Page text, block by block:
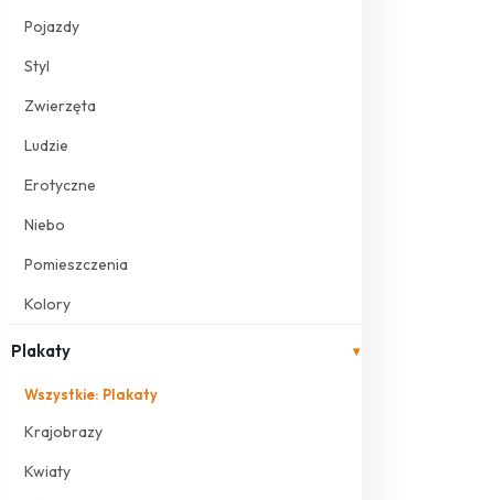
Pojazdy
Styl
Zwierzęta
Ludzie
Erotyczne
Niebo
Pomieszczenia
Kolory
Plakaty ▾
Wszystkie: Plakaty
Krajobrazy
Kwiaty